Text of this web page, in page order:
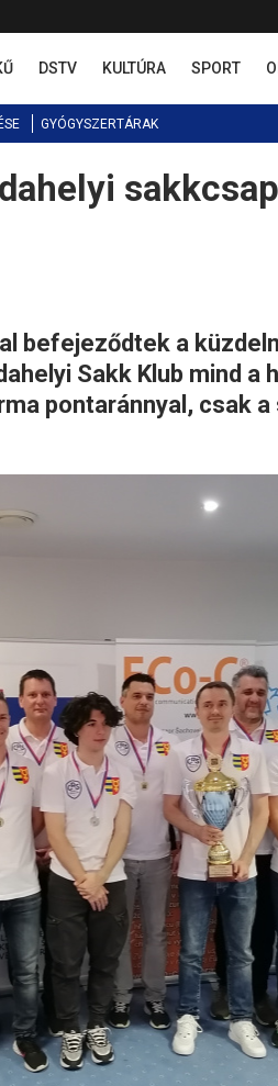
DSTV KULTÚRA SPORT
GYÓGYSZERTÁRAK
befejeződtek a
Sakk Klub mind a
pontaránnyal, csak